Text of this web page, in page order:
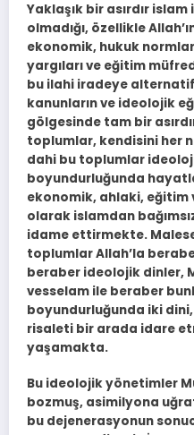
Yaklaşık bir asırdır islam
olmadığı, özellikle
ekonomik, hukuk
yargıları ve eğitim
bu ilahi iradeye
kanunların ve ideolojik
gölgesinde tam bir
toplumlar, kendisini her
dahi bu toplumlar
boyundurluğunda
ekonomik, ahlaki, eğitim
olarak islamdan
idame ettirmekte.
toplumlar Allah’la
beraber ideolojik dinler,
vesselam ile beraber
boyundurluğunda iki dini,
risaleti bir arada idare
yaşamakta.
Bu ideolojik yönetimler
bozmuş, asimilyona
bu dejenerasyonun